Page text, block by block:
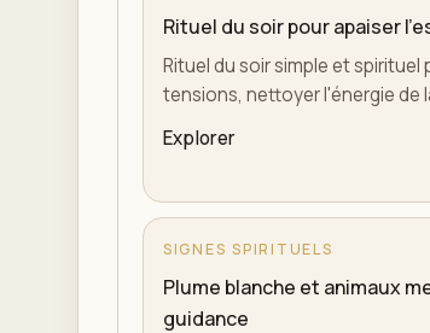
Rituel du soir pour apaiser
Rituel du soir simple et
tensions, nettoyer l'énergie de
Explorer
SIGNES SPIRITUELS
Plume blanche et animaux
guidance